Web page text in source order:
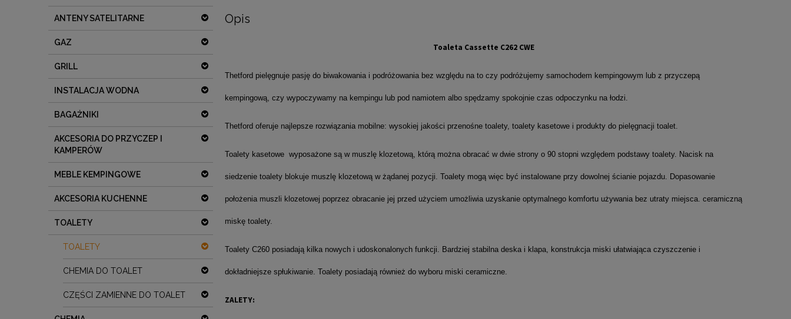
ANTENY SATELITARNE
GAZ
GRILL
INSTALACJA WODNA
BAGAŻNIKI
AKCESORIA DO PRZYCZEP I
KAMPERÓW
MEBLE KEMPINGOWE
AKCESORIA KUCHENNE
TOALETY
TOALETY
CHEMIA DO TOALET
CZĘŚCI ZAMIENNE DO TOALET
Opis
Toaleta Cassette C262 CWE
Thetford pielęgnuje pasję do biwakowania i podróżowania bez względu na to czy podróżujemy samochodem kempingowym lub z przyczepą
kempingową, czy wypoczywamy na kempingu lub pod namiotem albo spędzamy spokojnie czas odpoczynku na łodzi.
Thetford oferuje najlepsze rozwiązania mobilne: wysokiej jakości przenośne toalety, toalety kasetowe i produkty do pielęgnacji toalet.
Toalety kasetowe wyposażone są w muszlę klozetową, którą można obracać w dwie strony o 90 stopni względem podstawy toalety. Nacisk na
siedzenie toalety blokuje muszlę klozetową w żądanej pozycji. Toalety mogą więc być instalowane przy dowolnej ścianie pojazdu. Dopasowanie
położenia muszli klozetowej poprzez obracanie jej przed użyciem umożliwia uzyskanie optymalnego komfortu używania bez utraty miejsca. ceramiczną
miskę toalety.
Toalety C260 posiadają kilka nowych i udoskonalonych funkcji. Bardziej stabilna deska i klapa, konstrukcja miski ułatwiająca czyszczenie i
dokładniejsze spłukiwanie. Toalety posiadają również do wyboru miski ceramiczne.
ZALETY: